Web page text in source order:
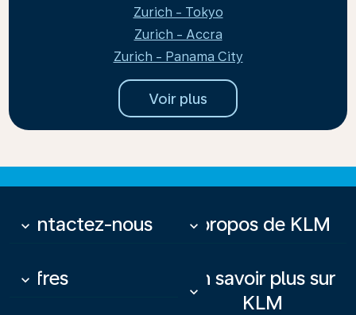
Zurich - Tokyo
Zurich - Accra
Zurich - Panama City
Voir plus
Contactez-nous
keyboard_arrow_down À propos de KLM
keyboard_arrow_down
Offres
keyboard_arrow_down
En savoir plus sur
KLM
keyboard_arrow_down